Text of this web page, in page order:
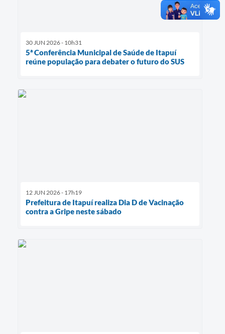
30 JUN 2026 - 10h31
5ª Conferência Municipal de Saúde de Itapuí
reúne população para debater o futuro do SUS
12 JUN 2026 - 17h19
Prefeitura de Itapuí realiza Dia D de Vacinação
contra a Gripe neste sábado